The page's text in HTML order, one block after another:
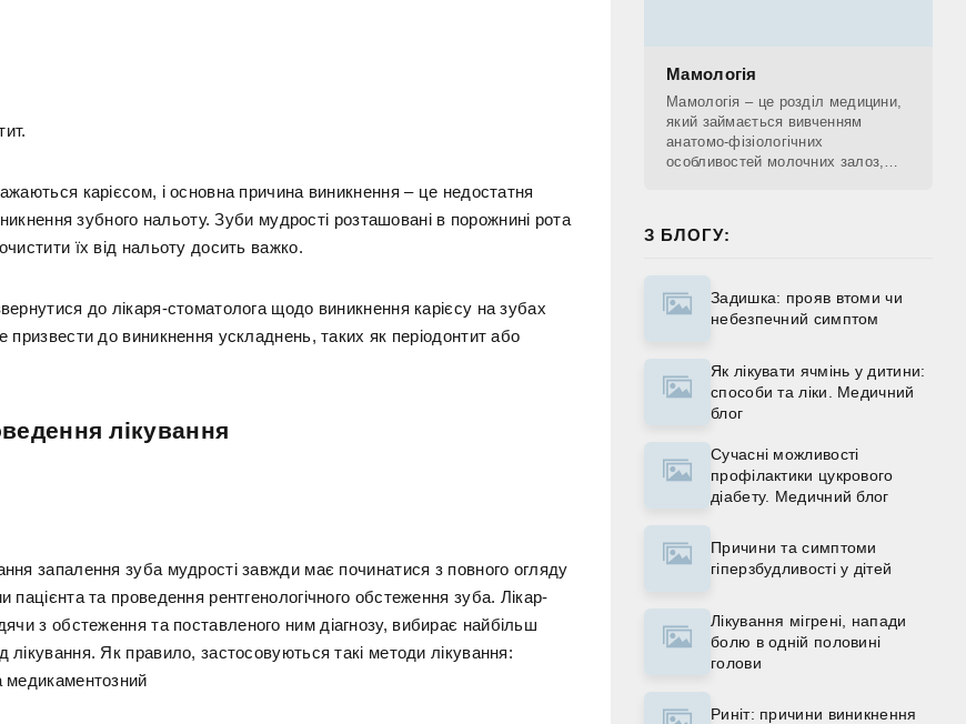
карієсом, і основна причина виникнення – це недостатня
зубного нальоту. Зуби мудрості розташовані в порожнині рота
їх від нальоту досить важко.
до лікаря-стоматолога щодо виникнення карієсу на зубах
призвести до виникнення ускладнень, таких як періодонтит або
лікування
запалення зуба мудрості завжди має починатися з повного огляду
пацієнта та проведення рентгенологічного обстеження зуба. Лікар-
з обстеження та поставленого ним діагнозу, вибирає найбільш
лікування. Як правило, застосовуються такі методи лікування:
медикаментозний
Мамологія
Мамологія – це розділ медицини,
який займається вивченням
анатомо-фізіологічних
особливостей молочних залоз,
З БЛОГУ:
Задишка: прояв втоми чи
небезпечний симптом
Як лікувати ячмінь у дитини:
способи та ліки. Медичний
блог
Сучасні можливості
профілактики цукрового
діабету. Медичний блог
Причини та симптоми
гіперзбудливості у дітей
Лікування мігрені, напади
болю в одній половині
голови
Риніт: причини виникнення